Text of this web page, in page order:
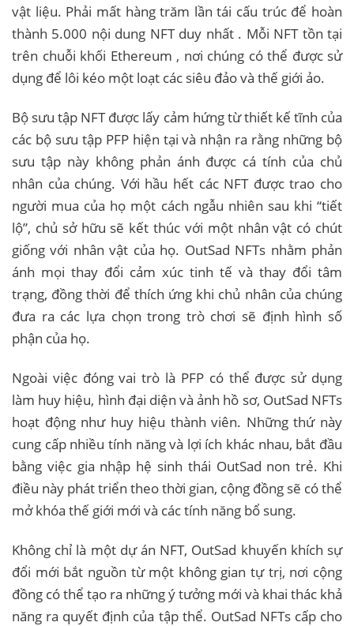
vật liệu. Phải mất hàng trăm lần tái cấu trúc để hoàn
thành 5.000 nội dung NFT duy nhất . Mỗi NFT tồn tại
trên chuỗi khối Ethereum , nơi chúng có thể được sử
dụng để lôi kéo một loạt các siêu đảo và thế giới ảo.
Bộ sưu tập NFT được lấy cảm hứng từ thiết kế tĩnh của
các bộ sưu tập PFP hiện tại và nhận ra rằng những bộ
sưu tập này không phản ánh được cá tính của chủ
nhân của chúng. Với hầu hết các NFT được trao cho
người mua của họ một cách ngẫu nhiên sau khi “tiết
lộ”, chủ sở hữu sẽ kết thúc với một nhân vật có chút
giống với nhân vật của họ. OutSad NFTs nhằm phản
ánh mọi thay đổi cảm xúc tinh tế và thay đổi tâm
trạng, đồng thời để thích ứng khi chủ nhân của chúng
đưa ra các lựa chọn trong trò chơi sẽ định hình số
phận của họ.
Ngoài việc đóng vai trò là PFP có thể được sử dụng
làm huy hiệu, hình đại diện và ảnh hồ sơ, OutSad NFTs
hoạt động như huy hiệu thành viên. Những thứ này
cung cấp nhiều tính năng và lợi ích khác nhau, bắt đầu
bằng việc gia nhập hệ sinh thái OutSad non trẻ. Khi
điều này phát triển theo thời gian, cộng đồng sẽ có thể
mở khóa thế giới mới và các tính năng bổ sung.
Không chỉ là một dự án NFT, OutSad khuyến khích sự
đổi mới bắt nguồn từ một không gian tự trị, nơi cộng
đồng có thể tạo ra những ý tưởng mới và khai thác khả
năng ra quyết định của tập thể. OutSad NFTs cấp cho